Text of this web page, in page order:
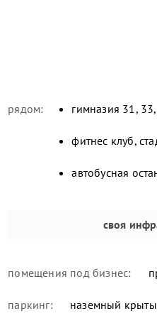
рядом: гимназия 31,
фитнес клуб,
автобусная
своя
помещения под бизнес:
паркинг: наземный